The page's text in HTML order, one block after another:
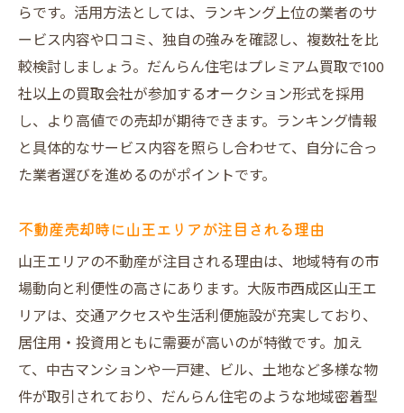
オリジナル図面で不動産売却を有利に進め
る
VR内覧がもたらす不動産売却の新提案
建物状況調査報告書が信頼を高める理由
不動産売却で理想を叶えるプレミアム仲介
オークション形式による高値売却のメリッ
だんらん住宅ならではの不動産売却体験
仲介手数料を抑えて山王の物件を高く売るコツ
不動産売却で仲介手数料を節約する方法
直接買取のメリットを最大限に活かすコツ
プレミアム買取と通常売却の違いを解説
山王エリアの不動産売却で手取りを増やす
高値売却を目指すなら仲介手数料にも注目
らです。活用方法としては、ランキング上位の業者のサ
ービス内容や口コミ、独自の強みを確認し、複数社を比
較検討しましょう。だんらん住宅はプレミアム買取で100
社以上の買取会社が参加するオークション形式を採用
し、より高値での売却が期待できます。ランキング情報
と具体的なサービス内容を照らし合わせて、自分に合っ
た業者選びを進めるのがポイントです。
不動産売却時に山王エリアが注目される理由
山王エリアの不動産が注目される理由は、地域特有の市
場動向と利便性の高さにあります。大阪市西成区山王エ
リアは、交通アクセスや生活利便施設が充実しており、
居住用・投資用ともに需要が高いのが特徴です。加え
て、中古マンションや一戸建、ビル、土地など多様な物
件が取引されており、だんらん住宅のような地域密着型